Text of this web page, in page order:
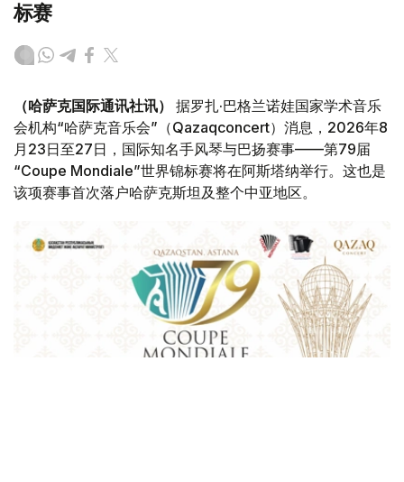
标赛
（哈萨克国际通讯社讯）
据罗扎·巴格兰诺娃国家学术音乐
会机构“哈萨克音乐会”（Qazaqconcert）消息，2026年8
月23日至27日，国际知名手风琴与巴扬赛事——第79届
“Coupe Mondiale”世界锦标赛将在阿斯塔纳举行。这也是
该项赛事首次落户哈萨克斯坦及整个中亚地区。